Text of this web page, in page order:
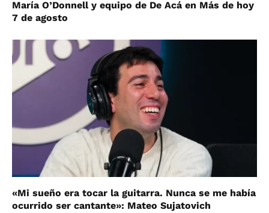
María O’Donnell y equipo de De Acá en Más de hoy
7 de agosto
«Mi sueño era tocar la guitarra. Nunca se me había
ocurrido ser cantante»: Mateo Sujatovich